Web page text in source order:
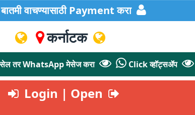
बातमी वाचण्यासाठी Payment करा
कर्नाटक
नसेल तर WhatsApp मेसेज करा Click व्हॉट्सॲप
Login | Open